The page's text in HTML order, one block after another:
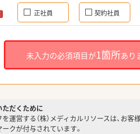
正社員 契約社員
未入力の必須項目が1箇所あり
だくために
運営する（株）メディカルリソースは、お
クが付与されています。